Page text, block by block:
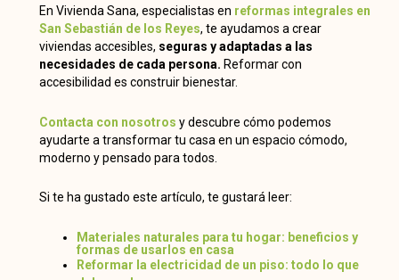
En Vivienda Sana, especialistas en reformas integrales en
San Sebastián de los Reyes, te ayudamos a crear
viviendas accesibles, seguras y adaptadas a las
necesidades de cada persona. Reformar con
accesibilidad es construir bienestar.
Contacta con nosotros y descubre cómo podemos
ayudarte a transformar tu casa en un espacio cómodo,
moderno y pensado para todos.
Si te ha gustado este artículo, te gustará leer:
Materiales naturales para tu hogar: beneficios y
formas de usarlos en casa
Reformar la electricidad de un piso: todo lo que